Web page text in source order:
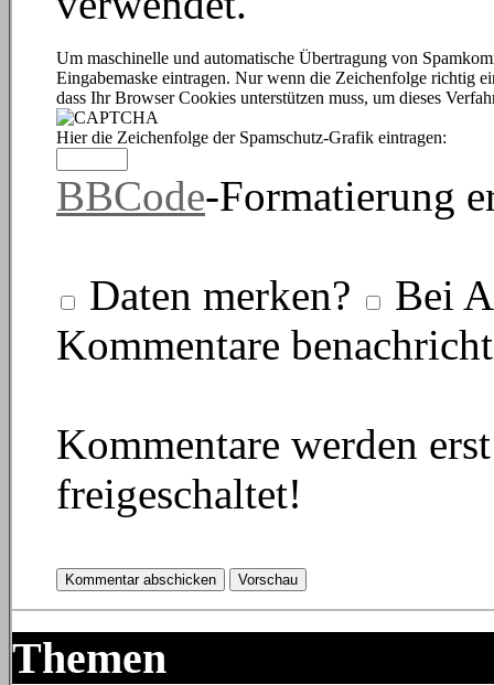
Um maschinelle und automatische Übertragung von
Eingabemaske eintragen. Nur wenn die Zeichenfolge richtig
dass Ihr Browser Cookies unterstützen muss, um dieses
Hier die Zeichenfolge der Spamschutz-Grafik eintragen:
BBCode-Formatierung
Daten merken?
Bei
Kommentare
Kommentare werden
freigeschaltet!
Themen